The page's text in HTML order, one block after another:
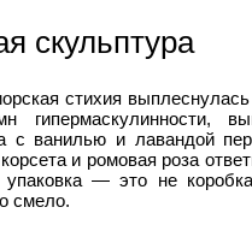
скульптура
стихия
гипермаскулинности,
с ванилью и лавандой
и ромовая роза
— это не
смело.